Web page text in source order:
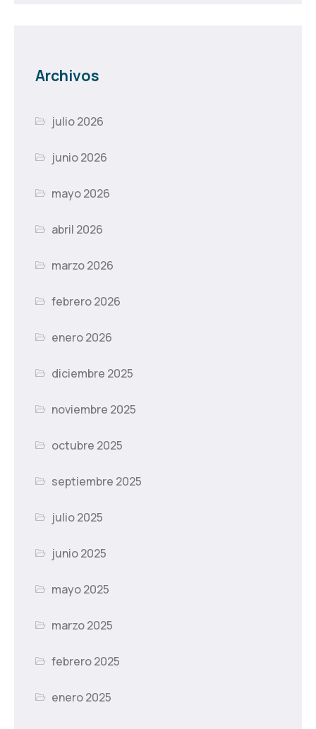
Archivos
julio 2026
junio 2026
mayo 2026
abril 2026
marzo 2026
febrero 2026
enero 2026
diciembre 2025
noviembre 2025
octubre 2025
septiembre 2025
julio 2025
junio 2025
mayo 2025
marzo 2025
febrero 2025
enero 2025